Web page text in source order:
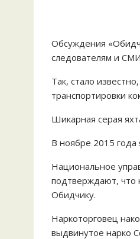
Обсуждения
следователям и
Так, стало
транспортировки
Шикарная серая
В ноябре 2015 года
Национальное
подтверждают, что
Обидчику.
Наркоторговец
выдвинутое нарко